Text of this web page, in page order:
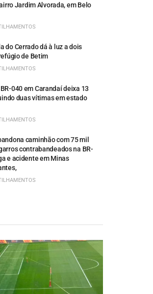
Jardim Alvorada, em Belo
do Cerrado dá à luz a dois
de Betim
040 em Carandaí deixa 13
duas vítimas em estado
caminhão com 75 mil
contrabandeados na BR-
e acidente em Minas